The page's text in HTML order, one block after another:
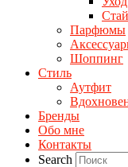
Парфюмы
Шоппинг
Стиль
Аутфит
Бренды
Обо мне
Контакты
Search